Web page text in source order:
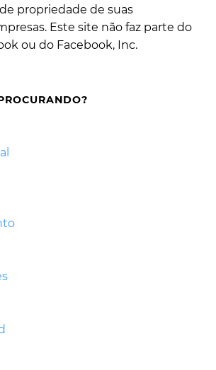
propriedade de suas
Este site não faz parte do
ou do Facebook, Inc.